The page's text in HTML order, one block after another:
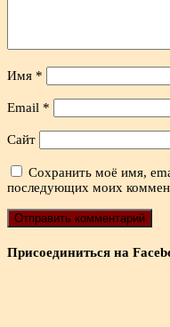
Имя *
Email *
Сайт
Сохранить моё имя,
последующих моих
Присоединиться на